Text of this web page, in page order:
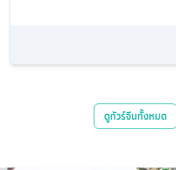
ดูทัวร์จีนทั้งหมด